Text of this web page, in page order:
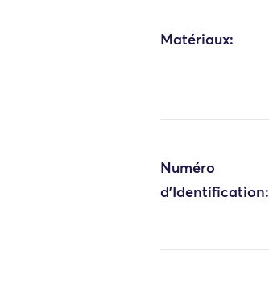
Matériaux:
Numéro
d'Identification: